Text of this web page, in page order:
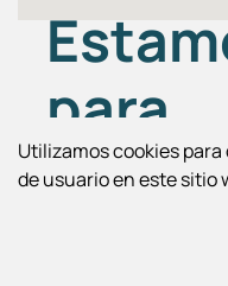
para
Utilizamos cookies
de usuario en este sitio